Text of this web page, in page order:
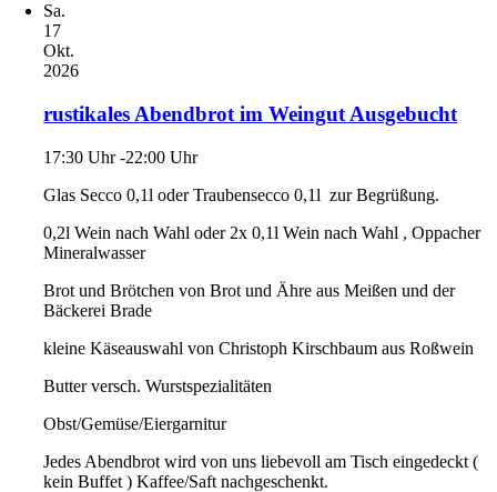
Sa.
17
Okt.
2026
rustikales Abendbrot im Weingut Ausgebucht
17:30 Uhr -22:00 Uhr
Glas Secco 0,1l oder Traubensecco 0,1l zur Begrüßung.
0,2l Wein nach Wahl oder 2x 0,1l Wein nach Wahl , Oppacher
Mineralwasser
Brot und Brötchen von Brot und Ähre aus Meißen und der
Bäckerei Brade
kleine Käseauswahl von Christoph Kirschbaum aus Roßwein
Butter versch. Wurstspezialitäten
Obst/Gemüse/Eiergarnitur
Jedes Abendbrot wird von uns liebevoll am Tisch eingedeckt (
kein Buffet ) Kaffee/Saft nachgeschenkt.